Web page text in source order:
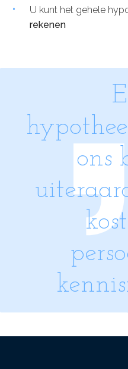
U kunt het gehele
rekenen
ons